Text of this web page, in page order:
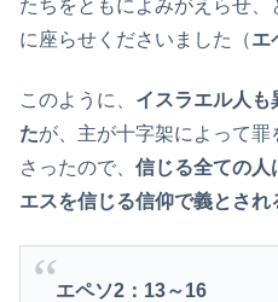
たちをともによみがえらせ
に座らせくださいました（エ
このように、 イスラエル人も
たが、主が十字架によって
さったので、 信じる全ての人
エスを信じる信仰で義とされ
エペソ2：13～16